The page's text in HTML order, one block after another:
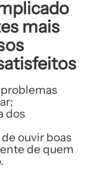
mais
dos
ouvir boas
de quem